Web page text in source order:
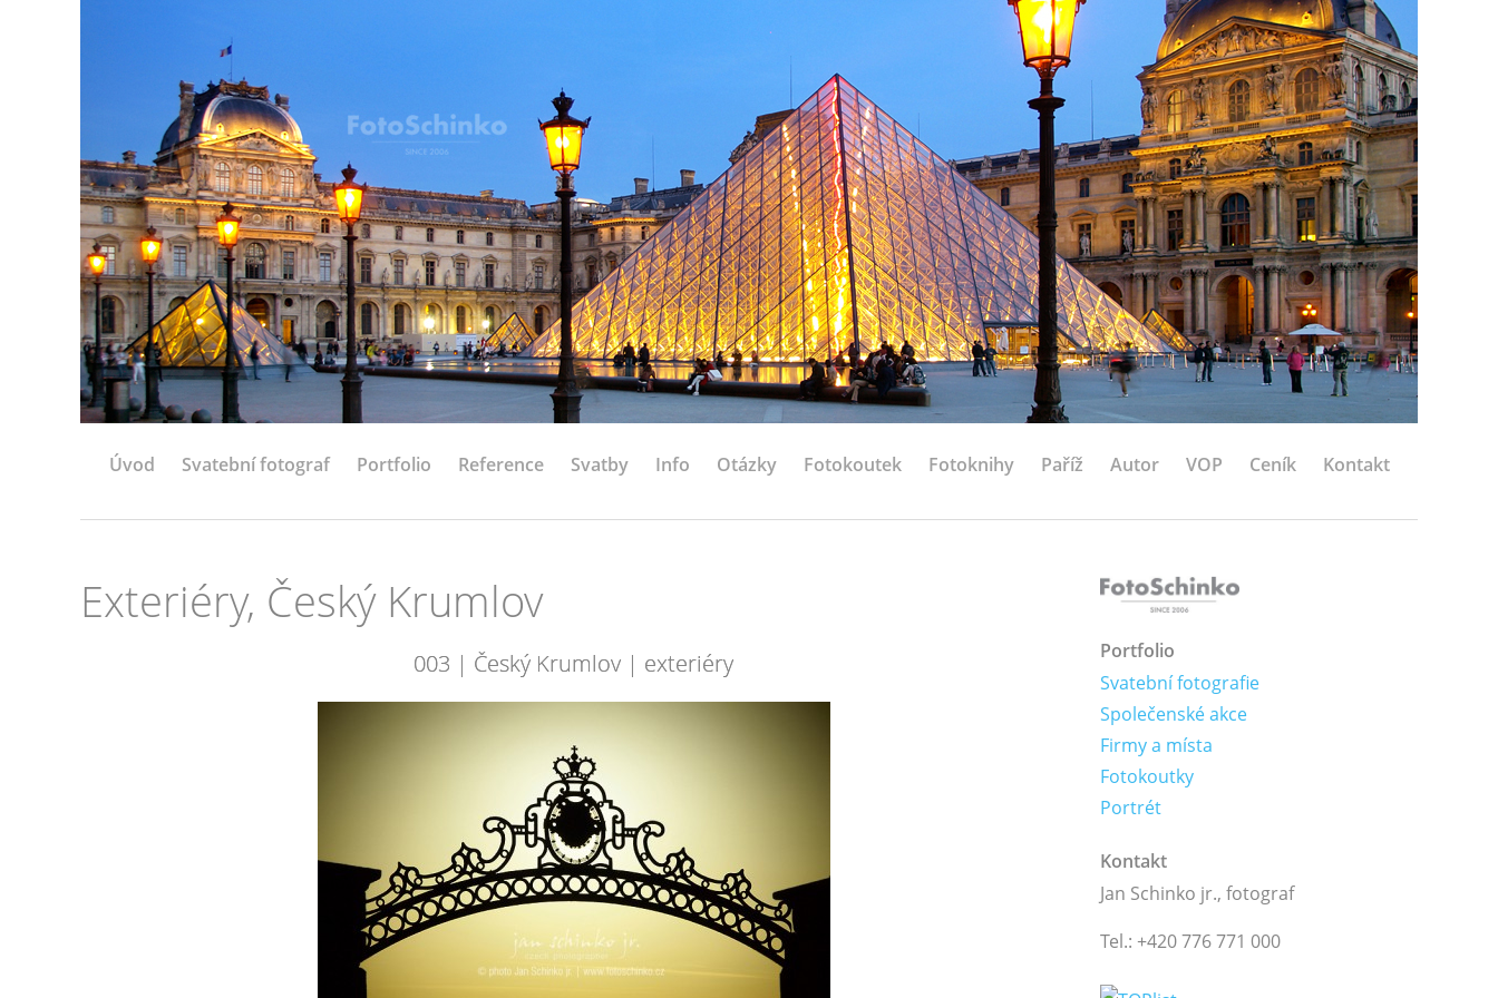
Úvod Svatební fotograf Portfolio Reference Svatby Info Otázky Fotokoutek Fotoknihy Paříž Autor VOP Ceník Kontakt
Exteriéry, Český Krumlov
003 | Český Krumlov | exteriéry
Portfolio
Svatební fotografie
Společenské akce
Firmy a místa
Fotokoutky
Portrét
Kontakt
Jan Schinko jr., fotograf
Tel.: +420 776 771 000